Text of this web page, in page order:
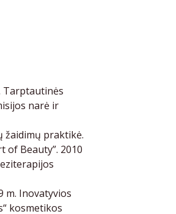
Tarptautinės
narė ir
žaidimų praktikė.
of Beauty”. 2010
m. Inovatyvios
kosmetikos